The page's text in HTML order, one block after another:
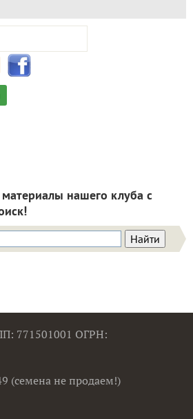
нашего клуба с
771501001 ОГРН:
(семена не продаем!)